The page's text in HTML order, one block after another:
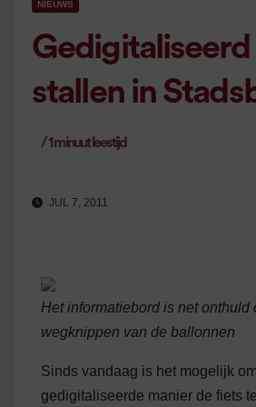
NIEUWS
stallen in
/1 minuut leestijd
JUL 7, 2011
Het informatiebord is net onthuld
wegknippen van de ballonnen
Sinds vandaag is het mogelijk
gedigitaliseerde manier de fiets